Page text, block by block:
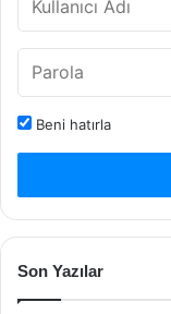
Beni hatırla
Son Yazılar